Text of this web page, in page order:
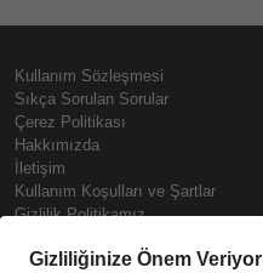
Kullanım Sözleşmesi
Sıkça Sorulan Sorular
Çerez Politikası
Hakkımızda
İletişim
Kullanım Koşulları ve Şartlar
Gizlilik Politikamız
Prime